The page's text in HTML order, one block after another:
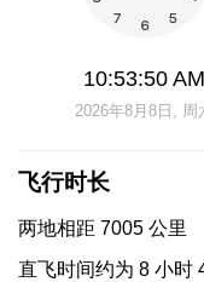
10:53:50 AM
2026年8月8日, 周
飞行时长
两地相距 7005 公里
直飞时间约为 8 小时